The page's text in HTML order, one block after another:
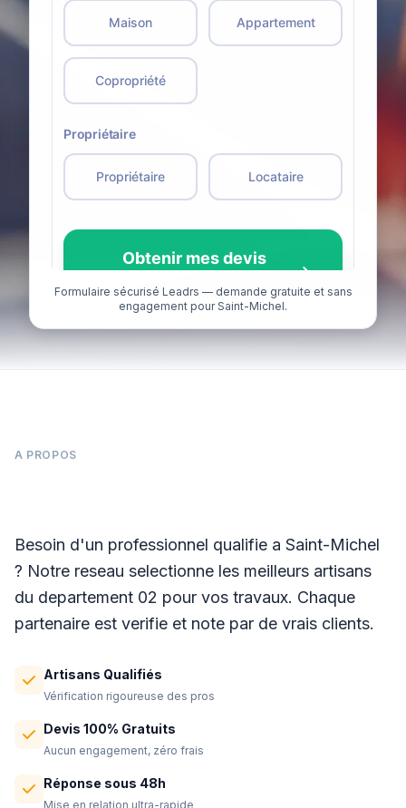
Formulaire sécurisé Leadrs — demande gratuite et sans
engagement pour Saint-Michel.
A PROPOS
Besoin d'un professionnel qualifie a Saint-Michel
? Notre reseau selectionne les meilleurs artisans
du departement 02 pour vos travaux. Chaque
partenaire est verifie et note par de vrais clients.
Artisans Qualifiés
Vérification rigoureuse des pros
Devis 100% Gratuits
Aucun engagement, zéro frais
Réponse sous 48h
Mise en relation ultra-rapide